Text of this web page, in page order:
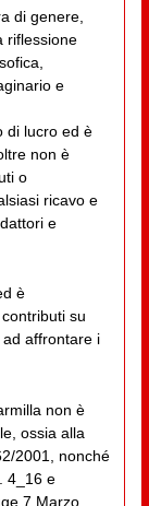
di genere,
riflessione
e
di lucro ed è
non è
o
ricavo e
e
è
su
affrontare i
non è
ossia alla
2001, nonché
4_16 e
7 Marzo